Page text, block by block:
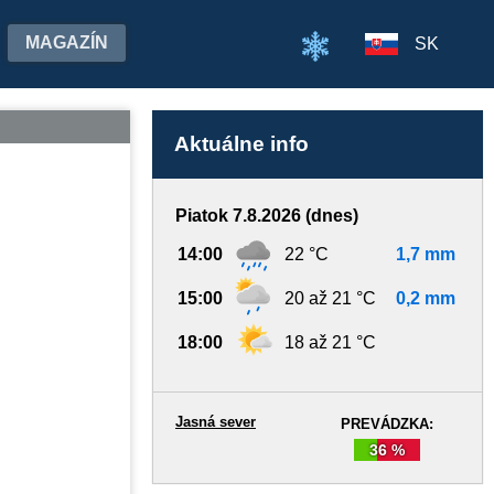
MAGAZÍN SK
Aktuálne info
Piatok 7.8.2026 (dnes)
14:00 22 °C 1,7 mm
15:00 20 až 21 °C 0,2 mm
18:00 18 až 21 °C
PREVÁDZKA:
36 %
Jasná sever